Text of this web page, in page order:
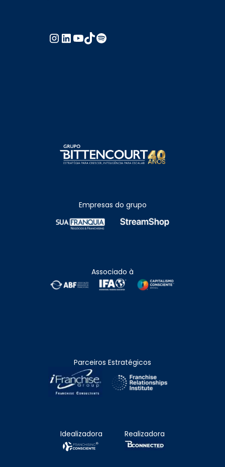
Empresas do grupo
Associado à
Parceiros Estratégicos
Idealizadora Realizadora